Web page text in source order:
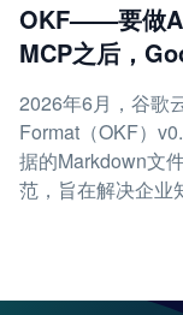
OKF——要做
MCP之后，
2026年6月，谷歌
Format（OKF）
据的Markdown文
范，旨在解决企业